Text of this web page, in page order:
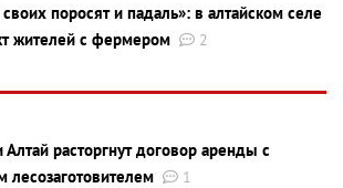
поросят и падаль»: в алтайском селе
жителей с фермером
2
Алтай расторгнут договор аренды с
лесозаготовителем
1